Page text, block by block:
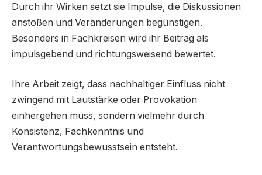
Durch ihr Wirken setzt sie Impulse, die Diskussionen
anstoßen und Veränderungen begünstigen.
Besonders in Fachkreisen wird ihr Beitrag als
impulsgebend und richtungsweisend bewertet.
Ihre Arbeit zeigt, dass nachhaltiger Einfluss nicht
zwingend mit Lautstärke oder Provokation
einhergehen muss, sondern vielmehr durch
Konsistenz, Fachkenntnis und
Verantwortungsbewusstsein entsteht.